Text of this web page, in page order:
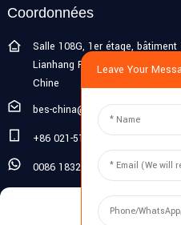
Coordonnées
Salle 108G, 1er étage,
Lianhang Road, ville de
Chine
bes-china@besdeconcrete.com
+86 021-51692846
0086 18321330829
Leave Your
Manage